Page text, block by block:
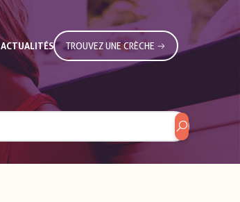
ACTUALITÉS TROUVEZ UNE CRÈCHE